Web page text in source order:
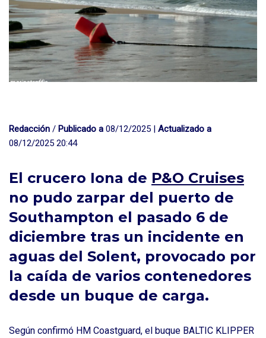
Redacción / Publicado a 08/12/2025 | Actualizado a
08/12/2025 20:44
El crucero Iona de P&O Cruises
no pudo zarpar del puerto de
Southampton el pasado 6 de
diciembre tras un incidente en
aguas del Solent, provocado por
la caída de varios contenedores
desde un buque de carga.
Según confirmó HM Coastguard, el buque BALTIC KLIPPER